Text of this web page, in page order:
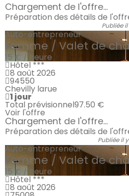
Chargement de l'offre...
Préparation des détails de
Publiée
Auto-entrepreneur
Femme / Valet de
15 € / heure
Hôtel ***
8 août 2026
94550
Chevilly larue
1 jour
Total prévisionnel97.50 €
Voir l'offre
Chargement de l'offre...
Préparation des détails de
Publiée il
Auto-entrepreneur
Femme / Valet de
15 € / heure
Hôtel ***
8 août 2026